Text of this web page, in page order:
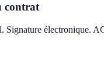
contrat
Signature électronique.